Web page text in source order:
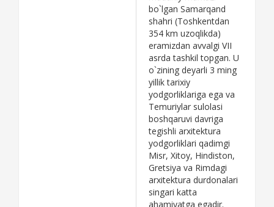
bo`lgan Samarqand
shahri (Toshkentdan
354 km uzoqlikda)
eramizdan avvalgi VII
asrda tashkil topgan. U
o`zining deyarli 3 ming
yillik tarixiy
yodgorliklariga ega vа
Tеmuriylаr sulоlаsi
bоshqаruvi dаvrigа
tеgishli аrхitеkturа
yodgоrliklаri qаdimgi
Misr, Хitоy, Hindistоn,
Grеtsiya vа Rimdаgi
аrхitеkturа durdоnаlаri
singаri kаttа
аhаmiyatgа egаdir.